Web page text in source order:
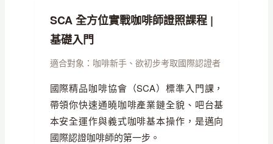
SCA 全方位實戰咖啡師證照課程 |
基礎入門
適合對象：咖啡新手、欲初步考取國際認證者
國際精品咖啡協會（SCA）標準入門課，
帶領你快速通曉咖啡產業鏈全貌、吧台基
本安全運作與義式咖啡基本操作，是邁向
國際認證咖啡師的第一步。